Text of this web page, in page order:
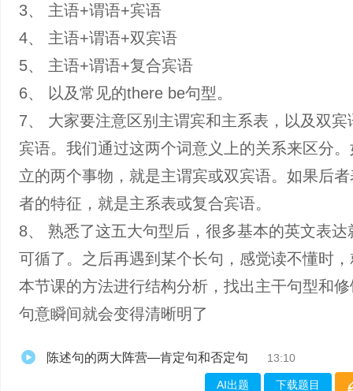
3、 主语+谓语+宾语
4、 主语+谓语+双宾语
5、 主语+谓语+复合宾语
6、 以及常见的there be句型。
7、 大家要注意区别主谓宾和主系表，以及双宾
宾语。我们通过这两个词意义上的关系来区分
立的两个事物，就是主谓宾或双宾语。如果后
者的特征，就是主系表或复合宾语。
8、 熟悉了这五大句型后，很多基本的英文表达
可循了。之后再遇到某个长句，感觉读不懂时
本节课的方法进行结构分析，找出主干句型和
句意瞬间就会变得清晰明了
陈述句的两大阵营—肯定句和否定句 13:10
AI出题 下载题目